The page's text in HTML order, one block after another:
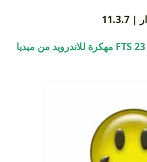
|
11.3.7
تحميل FTS 23 Mod Apk مهكرة للاندرويد من ميديا